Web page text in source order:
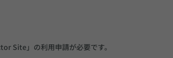
Site」の利用申請が必要です。